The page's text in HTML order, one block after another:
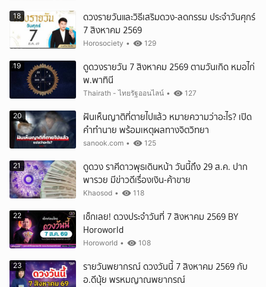
18
ดวงรายวันและวิธีเสริมดวง-ลดกรรม ประจำวันศุกร์
7 สิงหาคม 2569
Horosociety • 129
19
ดูดวงรายวัน 7 สิงหาคม 2569 ตามวันเกิด หมอไก่
พ.พาทินี
Thairath - ไทยรัฐออนไลน์ • 127
20
ฝันเห็นญาติที่ตายไปแล้ว หมายความว่าอะไร? เปิด
คำทำนาย พร้อมเหตุผลทางจิตวิทยา
sanook.com • 125
21
ดูดวง ราศีดาวพุธเดินหน้า วันนี้ถึง 29 ส.ค. ปาก
พารวย มีข่าวดีเรื่องเงิน-ค้าขาย
Khaosod • 118
22
เช็กเลย! ดวงประจำวันที่ 7 สิงหาคม 2569 BY
Horoworld
Horoworld • 108
23
รายวันพยากรณ์ ดวงวันนี้ 7 สิงหาคม 2569 กับ
อ.ดีนุ้ย พรหมญาณพยากรณ์